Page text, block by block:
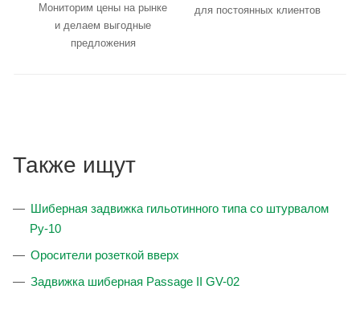
Мониторим цены на рынке
и делаем выгодные
предложения
для постоянных клиентов
Также ищут
Шиберная задвижка гильотинного типа со штурвалом
Ру-10
Оросители розеткой вверх
Задвижка шиберная Passage II GV-02